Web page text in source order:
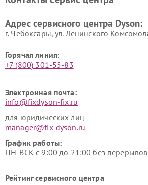
Адрес сервисного центра Dyson:
г. Чебоксары, ул. Ленинского
Горячая линия:
+7 (800) 301-55-83
Электронная почта:
info@fixdyson-fix.ru
для юридических лиц
manager@fix-dyson.ru
График работы:
ПН-ВСК с 9:00 до 21:00 без
Рейтинг сервисного центра